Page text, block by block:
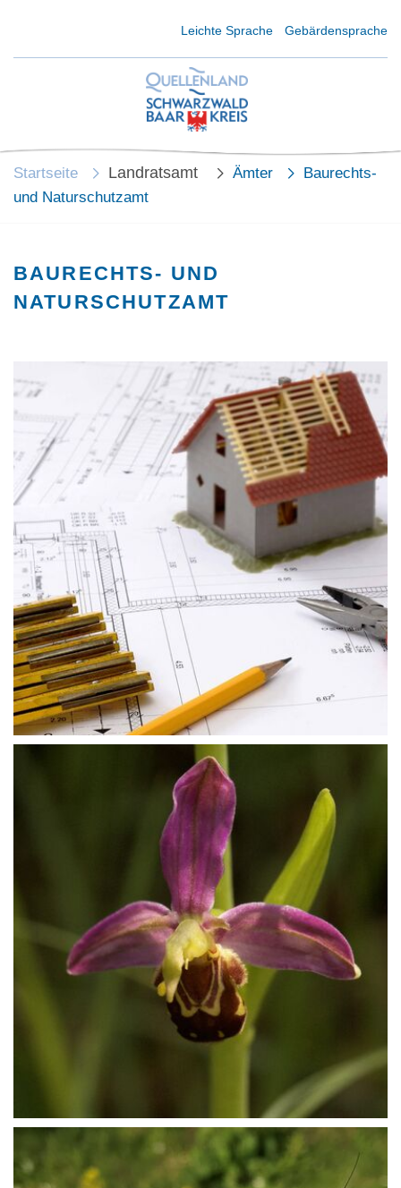
Leichte Sprache Gebärdensprache
Startseite Landratsamt Ämter
Baurechts-
und Naturschutzamt
BAURECHTS- UND
NATURSCHUTZAMT